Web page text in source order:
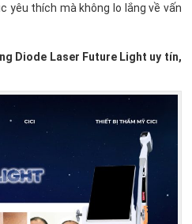
yêu thích mà không lo lắng về vấn
Diode Laser Future Light uy tín,